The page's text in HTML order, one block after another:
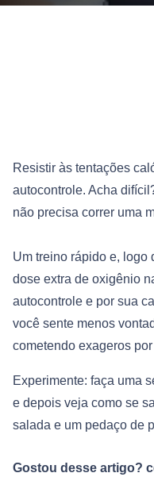
Resistir às tentações
autocontrole. Acha
não precisa correr uma
Um treino rápido e, logo
dose extra de oxigênio
autocontrole e por sua
você sente menos
cometendo exageros por
Experimente: faça uma
e depois veja como se
salada e um pedaço de
Gostou desse artigo?